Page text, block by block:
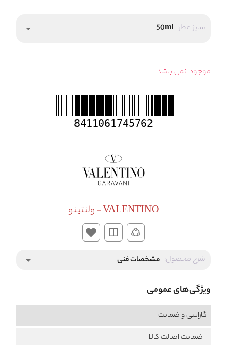
سایز عطر: 50ml
arrow_drop_down
موجود نمی باشد
8411061745762
VALENTINO - ولنتینو
شرح محصول: مشخصات فنی arrow_drop_down
ویژگی‌های عمومی
گارانتی و ضمانت
ضمانت اصالت کالا